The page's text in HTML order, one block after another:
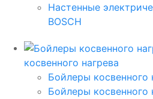
Настенные
BOSCH
косвенного нагрева
Бойлеры косвенного
Бойлеры косвенного